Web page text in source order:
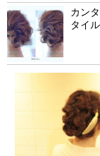
カン
タイ